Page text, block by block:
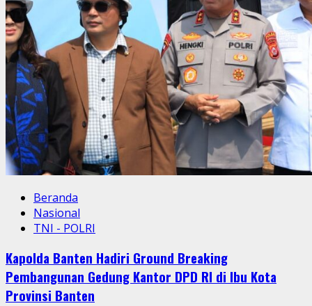
Beranda
Nasional
TNI - POLRI
Kapolda Banten Hadiri Ground Breaking
Pembangunan Gedung Kantor DPD RI di Ibu Kota
Provinsi Banten